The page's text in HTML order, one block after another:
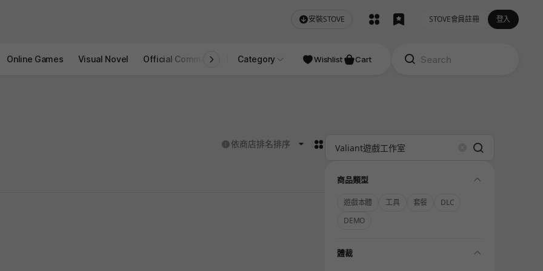
安裝STOVE STOVE會員註冊 登入
Online Games Visual Novel Official Community STOVE INDIE Studio
Category Wishlist Cart
도움말
依商店排名排序 카드형 ClearSearch
商品類型 folding
遊戲本體 工具 套餐
DLC
DEMO
體裁 folding